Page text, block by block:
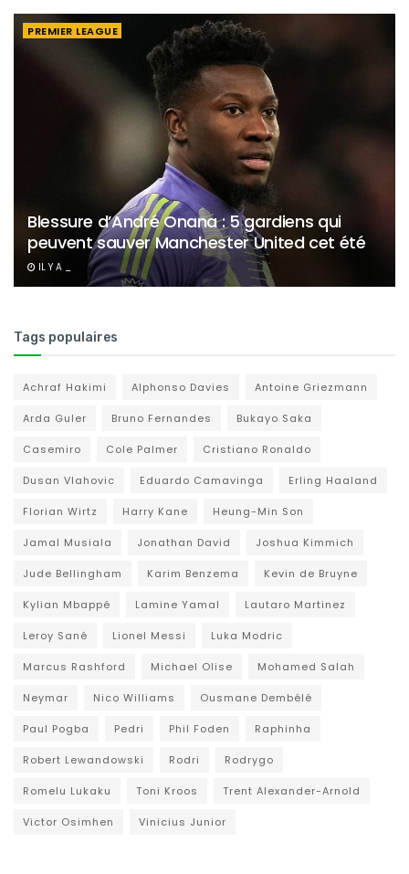
PREMIER LEAGUE
Blessure d’André Onana : 5 gardiens qui
peuvent sauver Manchester United cet été
IL Y A _
Tags populaires
Achraf Hakimi Alphonso Davies Antoine Griezmann
Arda Guler Bruno Fernandes Bukayo Saka
Casemiro Cole Palmer Cristiano Ronaldo
Dusan Vlahovic Eduardo Camavinga Erling Haaland
Florian Wirtz Harry Kane Heung-Min Son
Jamal Musiala Jonathan David Joshua Kimmich
Jude Bellingham Karim Benzema Kevin de Bruyne
Kylian Mbappé Lamine Yamal Lautaro Martinez
Leroy Sané Lionel Messi Luka Modric
Marcus Rashford Michael Olise Mohamed Salah
Neymar Nico Williams Ousmane Dembélé
Paul Pogba Pedri Phil Foden Raphinha
Robert Lewandowski Rodri Rodrygo
Romelu Lukaku Toni Kroos Trent Alexander-Arnold
Victor Osimhen Vinicius Junior